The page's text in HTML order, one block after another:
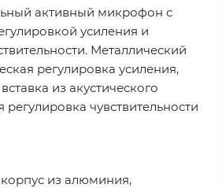
активный микрофон с
усиления и
Металлический
регулировка усиления,
из акустического
чувствительности
из алюминия,